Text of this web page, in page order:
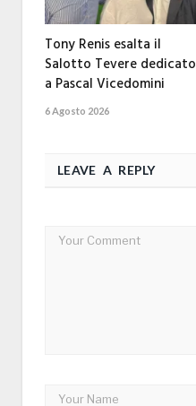
Tony Renis esalta il
Salotto Tevere dedicato
a Pascal Vicedomini
6 Agosto 2026
LEAVE A REPLY